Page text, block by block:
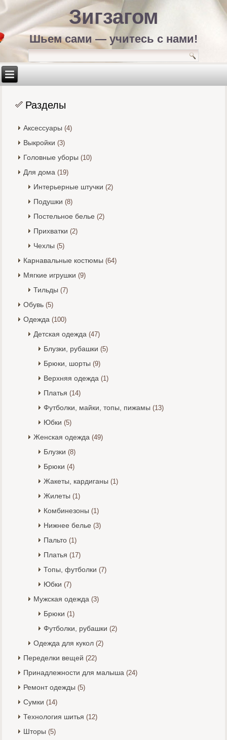
Зигзагом
Шьем сами — учитесь с нами!
Разделы
Аксессуары (4)
Выкройки (3)
Головные уборы (10)
Для дома (19)
Интерьерные штучки (2)
Подушки (8)
Постельное белье (2)
Прихватки (2)
Чехлы (5)
Карнавальные костюмы (64)
Мягкие игрушки (9)
Тильды (7)
Обувь (5)
Одежда (100)
Детская одежда (47)
Блузки, рубашки (5)
Брюки, шорты (9)
Верхняя одежда (1)
Платья (14)
Футболки, майки, топы, пижамы (13)
Юбки (5)
Женская одежда (49)
Блузки (8)
Брюки (4)
Жакеты, кардиганы (1)
Жилеты (1)
Комбинезоны (1)
Нижнее белье (3)
Пальто (1)
Платья (17)
Топы, футболки (7)
Юбки (7)
Мужская одежда (3)
Брюки (1)
Футболки, рубашки (2)
Одежда для кукол (2)
Переделки вещей (22)
Принадлежности для малыша (24)
Ремонт одежды (5)
Сумки (14)
Технология шитья (12)
Шторы (5)